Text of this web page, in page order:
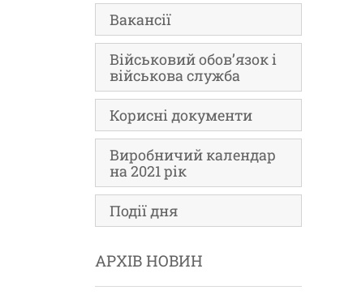
Вакансії
Військовий обов’язок і
військова служба
Корисні документи
Виробничий календар
на 2021 рік
Події дня
АРХІВ НОВИН